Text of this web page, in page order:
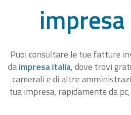
Puoi consultare le tue fatture
daimpresa italia, dove trovi
camerali e di altre
tua impresa, rapidamente da